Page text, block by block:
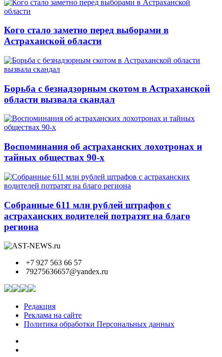
Кого стало заметно перед выборами в
Астраханской области
Борьба с безнадзорным скотом в Астраханской
области вызвала скандал
Воспоминания об астраханских лохотронах и
тайных обществах 90-х
Собранные 611 млн рублей штрафов с
астраханских водителей потратят на благо
региона
+7 927 563 66 57
79275636657@yandex.ru
Редакция
Реклама на сайте
Политика обработки Персональных данных